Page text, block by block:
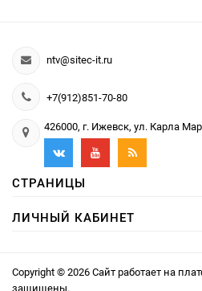
ntv@sitec-it.ru
+7(912)851-70-80
426000, г. Ижевск, ул. Карла
СТРАНИЦЫ
ЛИЧНЫЙ КАБИНЕТ
Copyright © 2026 Сайт работает на
защищены.